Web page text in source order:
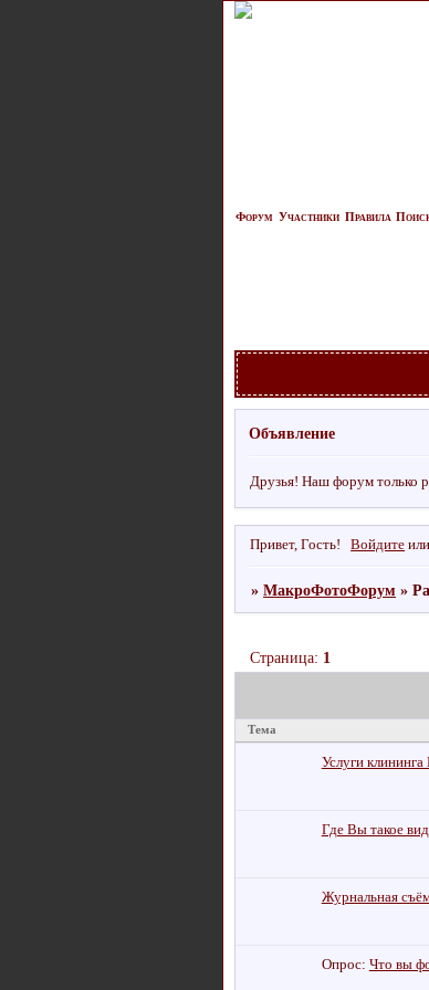
Форум Участники Правила
Объявление
Друзья! Наш форум только
Привет, Гость! Войдите
»МакроФотоФорум »
Страница: 1
Тема
Услуги
Где Вы такое
Журнальная
Опрос: Что вы